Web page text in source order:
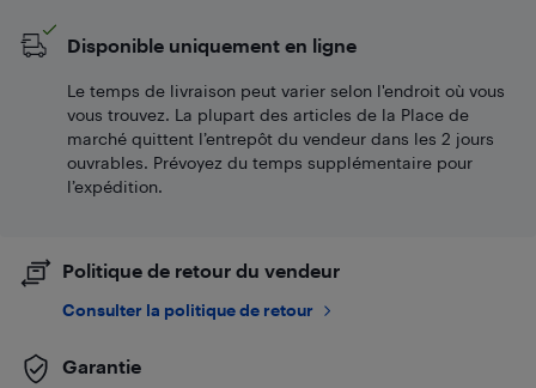
Disponible uniquement en ligne
Le temps de livraison peut varier selon l'endroit où vous
vous trouvez. La plupart des articles de la Place de
marché quittent l’entrepôt du vendeur dans les 2 jours
ouvrables. Prévoyez du temps supplémentaire pour
l’expédition.
Politique de retour du vendeur
Consulter la politique de retour
Garantie